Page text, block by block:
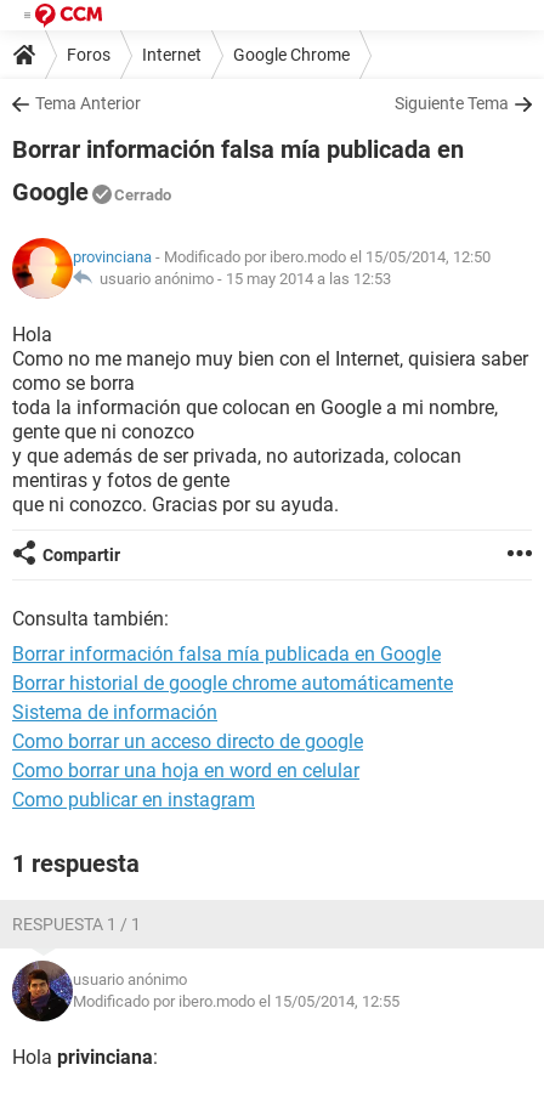
Foros Internet Google Chrome
Tema Anterior Siguiente Tema
Borrar información falsa mía publicada en
Google
Cerrado
provinciana - Modificado por ibero.modo el 15/05/2014, 12:50
usuario anónimo - 15 may 2014 a las 12:53
Hola
Como no me manejo muy bien con el Internet, quisiera saber
como se borra
toda la información que colocan en Google a mi nombre,
gente que ni conozco
y que además de ser privada, no autorizada, colocan
mentiras y fotos de gente
que ni conozco. Gracias por su ayuda.
Compartir
Consulta también:
Borrar información falsa mía publicada en Google
Borrar historial de google chrome automáticamente
Sistema de información
Como borrar un acceso directo de google
Como borrar una hoja en word en celular
Como publicar en instagram
1 respuesta
RESPUESTA 1 / 1
usuario anónimo
Modificado por ibero.modo el 15/05/2014, 12:55
Hola privinciana: